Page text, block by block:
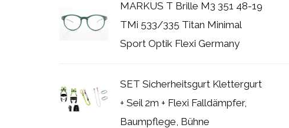
MARKUS T Brille M3 351 48-19
TMi 533/335 Titan Minimal
Sport Optik Flexi Germany
SET Sicherheitsgurt Klettergurt
+ Seil 2m + Flexi Falldämpfer,
Baumpflege, Bühne